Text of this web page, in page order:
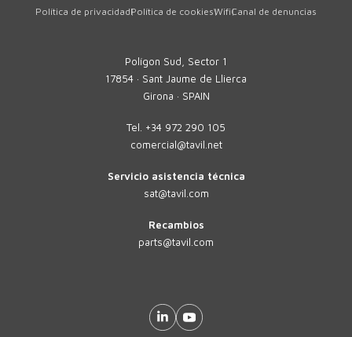
Política de privacidadPolítica de cookiesWifiCanal de denuncias
Polígon Sud, Sector 1
17854 · Sant Jaume de Llierca
Girona · SPAIN
Tel. +34 972 290 105
comercial@tavil.net
Servicio asistencia técnica
sat@tavil.com
Recambios
parts@tavil.com